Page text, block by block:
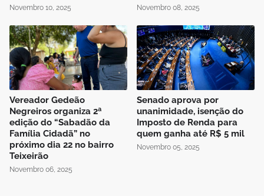
Novembro 10, 2025 Novembro 08, 2025
Vereador Gedeão
Negreiros organiza 2ª
edição do “Sabadão da
Família Cidadã” no
próximo dia 22 no bairro
Teixeirão
Novembro 06, 2025
Senado aprova por
unanimidade, isenção do
Imposto de Renda para
quem ganha até R$ 5 mil
Novembro 05, 2025